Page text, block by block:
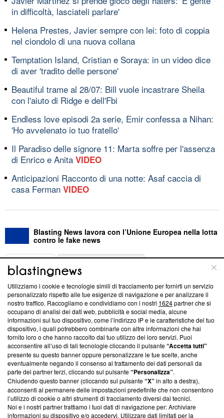
in difficoltà, lasciateli parlare'
Helena Prestes, Javier sempre con lei: foto di coppia
nel ciondolo di una nuova collana
Temptation Island, Cristian e Soraya: in un video dice
di aver 'tradito delle persone'
Beautiful trame al 28/07: Bill vuole incastrare Sheila
con l'aiuto di Ridge e dell'Fbi
Endless love episodi 2a serie, Emir confessa a Nihan:
'Ho avvelenato io tuo fratello'
Il Paradiso delle signore 11: Marta soffre per l'assenza
di Enrico e Anita VIDEO
Anticipazioni Racconto di una notte: Asaf caccia di
casa Ferman VIDEO
Blasting News lavora con l’Unione Europea nella lotta
contro le fake news
ABOUT
Questa sezione offre informazioni trasparenti su Blasting
News, sui nostri processi editoriali e su come ci impegniamo a
creare news di qualità. Inoltre, afferma la nostra aderenza a
‘Trust Project - News with Integrity’Blasting News non è
ancora membro del programma, ma ha richiesto di farne
parte; Trust Project non ha ancora effettuato una verifica di
conformità agli standard.
Su di noi
Team editoriale
Corporate
Utilizziamo i cookie e tecnologie simili di tracciamento per fornirti un servizio
personalizzato rispetto alle tue esigenze di navigazione e per analizzare il
nostro traffico. Raccogliamo e condividiamo con i nostri 1624partner che si
occupano di analisi dei dati web, pubblicità e social media, alcune
informazioni sul tuo dispositivo, come l’indirizzo IP e le caratteristiche del tuo
dispositivo, i quali potrebbero combinarle con altre informazioni che hai
fornito loro o che hanno raccolto dal tuo utilizzo dei loro servizi. Puoi
acconsentire all’uso di tali tecnologie cliccando il pulsante“Accetta tutti”
presente su questo banner oppure personalizzare le tue scelte, anche
eventualmente negando il consenso al trattamento dei dati personali da
parte dei partner terzi, cliccando sul pulsante“Personalizza”.
Chiudendo questo banner (cliccando sul pulsante“X”in alto a destra),
acconsenti al permanere delle impostazioni predefinite che non consentono
l’utilizzo di cookie o altri strumenti di tracciamento diversi dai tecnici.
Noi e i nostri partner trattiamo i tuoi dati di navigazione per: Archiviare
informazioni su dispositivo e/o accedervi. Utilizzare dati limitati per la